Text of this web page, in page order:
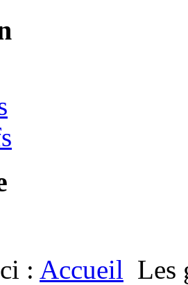
: Accueil Les